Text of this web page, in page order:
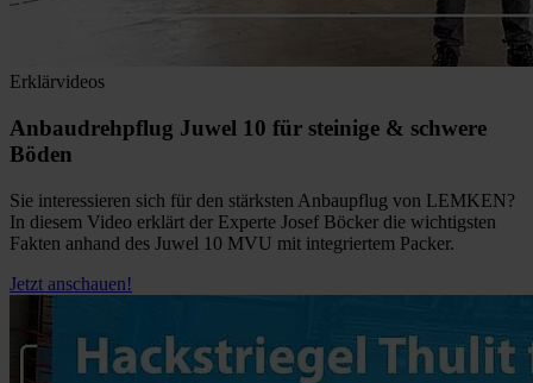
Erklärvideos
Anbaudrehpflug Juwel 10 für steinige & schwere
Böden
Sie interessieren sich für den stärksten Anbaupflug von LEMKEN?
In diesem Video erklärt der Experte Josef Böcker die wichtigsten
Fakten anhand des Juwel 10 MVU mit integriertem Packer.
Jetzt anschauen!